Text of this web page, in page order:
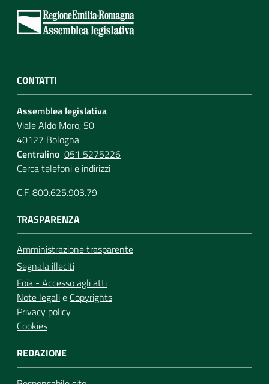
CONTATTI
Assemblea legislativa
Viale Aldo Moro, 50
40127 Bologna
Centralino 051 5275226
Cerca telefoni e indirizzi
C.F. 800.625.903.79
TRASPARENZA
Amministrazione trasparente
Segnala illeciti
Foia - Accesso agli atti
Note legalie Copyrights
Privacy policy
Cookies
REDAZIONE